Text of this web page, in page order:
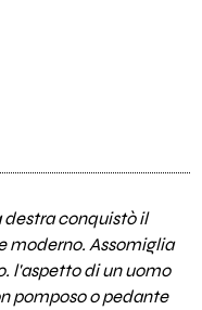
destra conquistò il
moderno. Assomiglia
l'aspetto di un uomo
pomposo o pedante